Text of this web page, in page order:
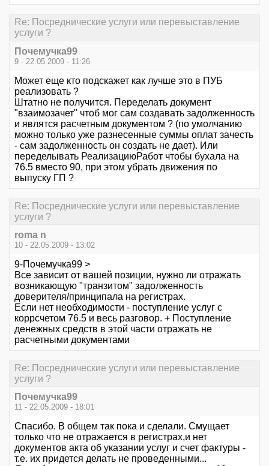
Re: Посреднические услуги или перевыставление
услуги ?
Почемучка99
9 - 22.05.2009 - 11:26
Может еще кто подскажет как лучше это в ПУБ
реализовать ?
Штатно не получится. Переделать документ
"взаимозачет" чтоб мог сам создавать задолженность
и являтся расчетным документом ? (по умолчанию
можно только уже разнесенные суммы оплат зачесть
- сам задолженность он создать не дает). Или
переделывать РеализациюРабот чтобы бухала на
76.5 вместо 90, при этом убрать движения по
выпуску ГП ?
Re: Посреднические услуги или перевыставление
услуги ?
roma n
10 - 22.05.2009 - 13:02
9-Почемучка99 >
Все зависит от вашей позиции, нужно ли отражать
возникающую "транзитом" задолженность
доверителя/принципала на регистрах.
Если нет необходимости - поступление услуг с
коррсчетом 76.5 и весь разговор. + Поступление
денежных средств в этой части отражать не
расчетными документами
Re: Посреднические услуги или перевыставление
услуги ?
Почемучка99
11 - 22.05.2009 - 18:01
Спасибо. В общем так пока и сделали. Смущает
только что не отражается в регистрах,и нет
документов акта об указании услуг и счет фактуры -
т.е. их придется делать не проведенными...